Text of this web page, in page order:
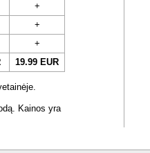
+
+
+
19.99 EUR
Kainos yra